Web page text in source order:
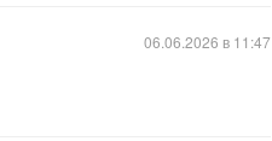
06.06.2026 в 11:47